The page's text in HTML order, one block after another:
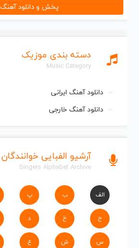
دسته بندی موزیک
Music Category
دانلود آهنگ ایرانی
دانلود آهنگ خارجی
آرشیو الفبایی خوانندگان
Singers Alphabet Archive
الف ب پ
ح خ د
س ش ع
پخش و دانلود آهنگ